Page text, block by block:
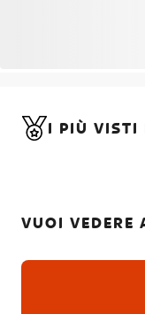
I PIÙ VISTI
VUOI VEDERE